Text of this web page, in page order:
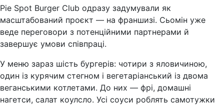
Pie Spot Burger Club одразу задумували як
масштабований проєкт — на франшизі. Сьомін уже
веде переговори з потенційними партнерами й
завершує умови співпраці.
У меню зараз шість бургерів: чотири з яловичиною,
один із курячим стегном і вегетаріанський із двома
веганськими котлетами. До них — фрі, домашні
нагетси, салат коулсло. Усі соуси роблять самотужки